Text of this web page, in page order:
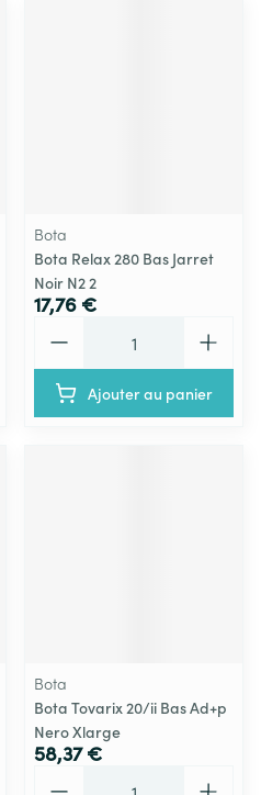
Bota
Bota Relax 280 Bas Jarret
Noir N2 2
17,76 €
Ajouter au panier
Bota
Bota Tovarix 20/ii Bas Ad+p
Nero Xlarge
58,37 €